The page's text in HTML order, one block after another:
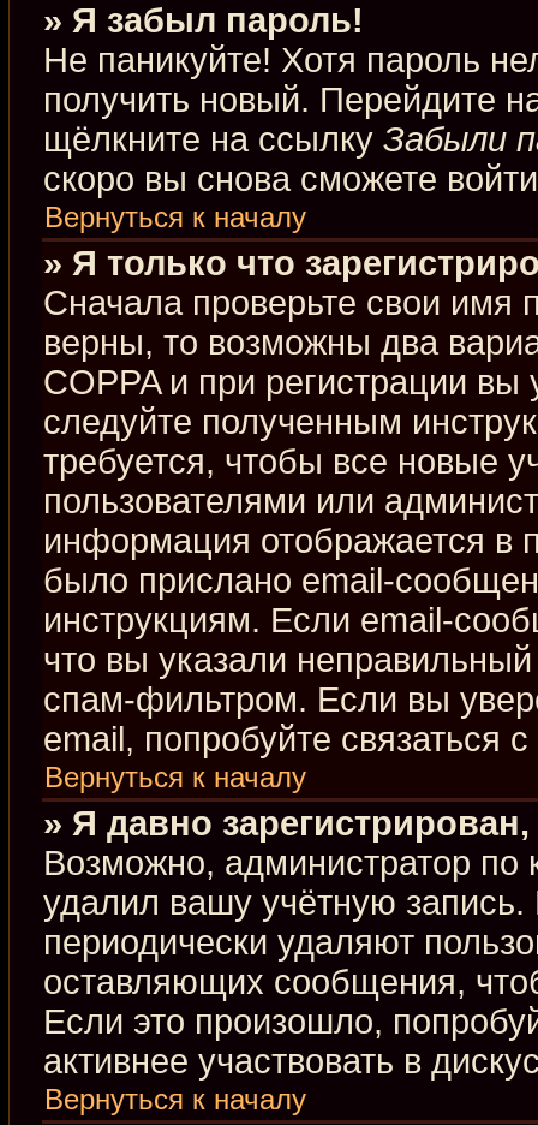
» Я забыл пароль!
Не паникуйте! Хотя пароль
получить новый. Перейдите
щёлкните на ссылку Забыли
скоро вы снова сможете
Вернуться к началу
» Я только что
Сначала проверьте свои имя
верны, то возможны два
COPPA и при регистрации
следуйте полученным
требуется, чтобы все новые
пользователями или
информация отображается в
было прислано email-
инструкциям. Если email-
что вы указали
спам-фильтром. Если вы
email, попробуйте связаться
Вернуться к началу
» Я давно
Возможно, администратор по
удалил вашу учётную
периодически удаляют
оставляющих сообщения,
Если это произошло,
активнее участвовать в
Вернуться к началу